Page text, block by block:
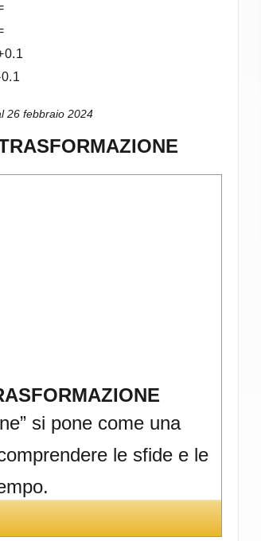
26 febbraio 2024
si pone come una
le sfide e le